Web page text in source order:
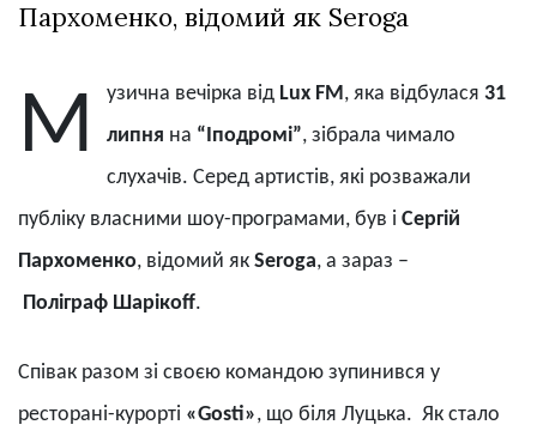
Афіша
Контакти
Політика конфіденційності
Пархоменко, відомий як Seroga
М узична вечірка від Lux FM, яка відбулася 31
липня на “Іподромі”, зібрала чимало
слухачів.Серед артистів, які розважали
публіку власними шоу-програмами, був і Сергій
Пархоменко, відомий як Seroga, а зараз –
Поліграф Шарікоff.
Співак разом зі своєю командою зупинився у
ресторані-курорті «Gosti», що біля Луцька. Як стало